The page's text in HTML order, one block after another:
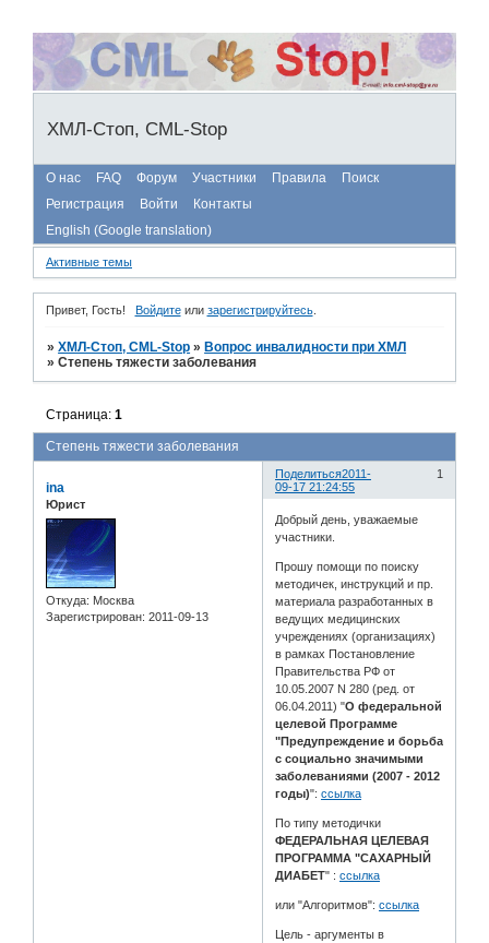
ХМЛ-Стоп, CML-Stop
О нас FAQ Форум Участники Правила
Поиск
Регистрация
Войти
Контакты
English (Google translation)
Активные темы
Привет, Гость! Войдитеили зарегистрируйтесь.
»ХМЛ-Стоп, CML-Stop » Вопрос инвалидности при ХМЛ
»Степень тяжести заболевания
Степень тяжести заболевания
Страница:1
Поделиться 1
2011-
09-17 21:24:55
ina
Юрист
Откуда: Москва
Зарегистрирован: 2011-09-13
Добрый день, уважаемые
участники.
Прошу помощи по поиску
методичек, инструкций и пр.
материала разработанных в
ведущих медицинских
учреждениях (организациях)
в рамках Постановление
Правительства РФ от
10.05.2007 N 280 (ред. от
06.04.2011) "О федеральной
целевой Программе
"Предупреждение и борьба
с социально значимыми
заболеваниями (2007 - 2012
годы)":ссылка
По типу методички
ФЕДЕРАЛЬНАЯ ЦЕЛЕВАЯ
ПРОГРАММА "САХАРНЫЙ
ДИАБЕТ" :ссылка
или "Алгоритмов":ссылка
Цель - аргументы в